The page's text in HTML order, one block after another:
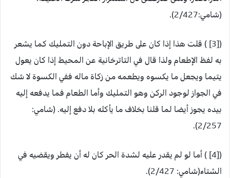
(شامي:2/427).
([3] ) قلت هذا إذا كان على طريق الإباحة دون التمليك كما يشعر
به لفظ الإطعام ولذا قال في التاترخانية عن المحيط إذا كان يعول
يتيما ويجعل ما يكسوه ويطعمه من زكاة ماله ففي الكسوة لا شك
في الجواز لوجود الركن وهو التمليك وأما الطعام فما يدفعه إليه
بيده يجوز أيضا لما قلنا بخلاف ما يأكله بلا دفع إليه. (شامي:
2/257).
([4] ) أما لو لم يقدر عليه لشدة الحر كان له أن يفطر ويقضيه في
الشتاء(شامي: 2/427).